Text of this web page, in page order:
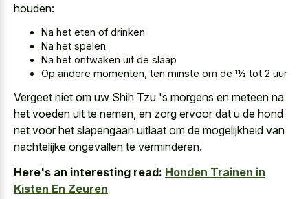
houden:
Na het eten of drinken
Na het spelen
Na het ontwaken uit de slaap
Op andere momenten, ten minste om de 11⁄2 tot 2 uur
Vergeet niet om uw Shih Tzu 's morgens en meteen na
het voeden uit te nemen, en zorg ervoor dat u de hond
net voor het slapengaan uitlaat om de mogelijkheid van
nachtelijke ongevallen te verminderen.
Here's an interesting read: Honden Trainen in
Kisten En Zeuren